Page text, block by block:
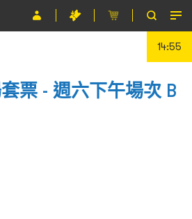
14:55
票 - 週六下午場次 B